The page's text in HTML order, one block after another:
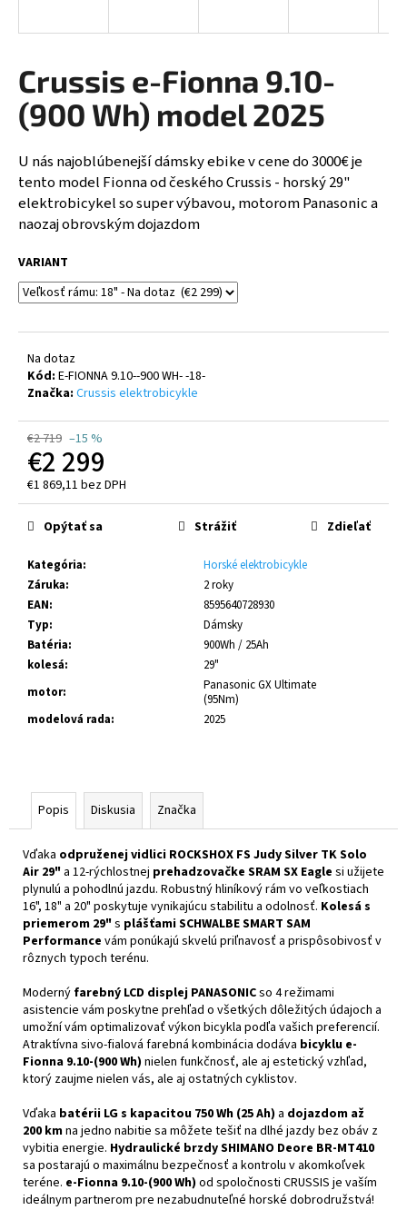
Crussis e-Fionna 9.10-
(900 Wh) model 2025
U nás najoblúbenejší dámsky ebike v cene do 3000€ je
tento model Fionna od českého Crussis - horský 29"
elektrobicykel so super výbavou, motorom Panasonic a
naozaj obrovským dojazdom
VARIANT
Na dotaz
Kód: E-FIONNA 9.10--900 WH- -18-
Značka: Crussis elektrobicykle
€2 719 –15 %
€2 299
€1 869,11 bez DPH
Jednotková
cena:
Kategória:
Horské elektrobicykle
Záruka:
2 roky
EAN:
8595640728930
Typ:
Dámsky
Batéria:
900Wh / 25Ah
kolesá:
29"
motor:
Panasonic GX Ultimate
(95Nm)
modelová rada: 2025
Opýtať sa Strážiť Zdieľať
A
Popis Diskusia Značka
Vďaka odpruženej vidlici ROCKSHOX FS Judy Silver TK Solo
Air 29" a 12-rýchlostnej prehadzovačke SRAM SX Eagle si užijete
plynulú a pohodlnú jazdu. Robustný hliníkový rám vo veľkostiach
16", 18" a 20" poskytuje vynikajúcu stabilitu a odolnosť. Kolesá s
priemerom 29"s plášťami SCHWALBE SMART SAM
Performance vám ponúkajú skvelú priľnavosť a prispôsobivosť v
rôznych typoch terénu.
Moderný farebný LCD displej PANASONICso 4 režimami
asistencie vám poskytne prehľad o všetkých dôležitých údajoch a
umožní vám optimalizovať výkon bicykla podľa vašich preferencií.
Atraktívna sivo-fialová farebná kombinácia dodáva bicyklu e-
Fionna 9.10-(900 Wh) nielen funkčnosť, ale aj estetický vzhľad,
ktorý zaujme nielen vás, ale aj ostatných cyklistov.
Vďaka batérii LG s kapacitou 750 Wh (25 Ah) a dojazdom až
200 kmna jedno nabitie sa môžete tešiť na dlhé jazdy bez obáv z
vybitia energie. Hydraulické brzdy SHIMANO Deore BR-MT410
sa postarajú o maximálnu bezpečnosť a kontrolu v akomkoľvek
teréne. e-Fionna 9.10-(900 Wh) od spoločnosti CRUSSIS je vaším
ideálnym partnerom pre nezabudnuteľné horské dobrodružstvá!
s
ť
?
HĽADAŤ
O
d
p
o
ú
m
CRUSSIS
9.11-
(894
WH)
MODEL
2026
€2
449
Pôvodne:
€2
679